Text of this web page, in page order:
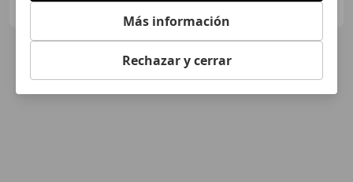
ES-28006 MADRID
Más información
Rechazar y cerrar